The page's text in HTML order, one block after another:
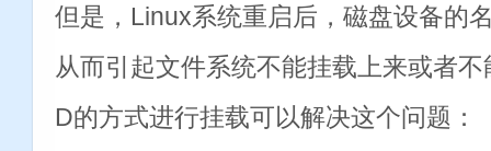
但是，Linux系统重启后，磁盘设备的
从而引起文件系统不能挂载上来或者
D的方式进行挂载可以解决这个问题：